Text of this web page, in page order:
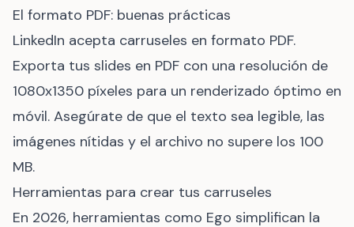
El formato PDF: buenas prácticas
LinkedIn acepta carruseles en formato PDF.
Exporta tus slides en PDF con una resolución de
1080x1350 píxeles para un renderizado óptimo en
móvil. Asegúrate de que el texto sea legible, las
imágenes nítidas y el archivo no supere los 100
MB.
Herramientas para crear tus carruseles
En 2026, herramientas como Ego simplifican la